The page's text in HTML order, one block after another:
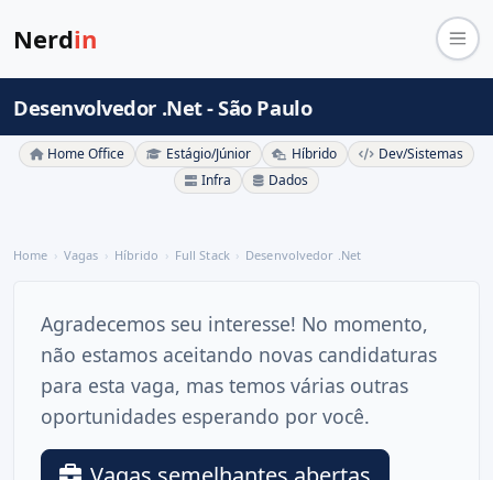
Nerdin
Desenvolvedor .Net - São Paulo
Home Office Estágio/Júnior Híbrido
Dev/Sistemas
Infra
Dados
Home Vagas Híbrido Full Stack Desenvolvedor .Net
Agradecemos seu interesse! No momento,
não estamos aceitando novas candidaturas
para esta vaga, mas temos várias outras
oportunidades esperando por você.